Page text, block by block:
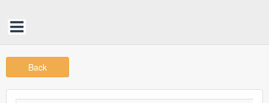
Back